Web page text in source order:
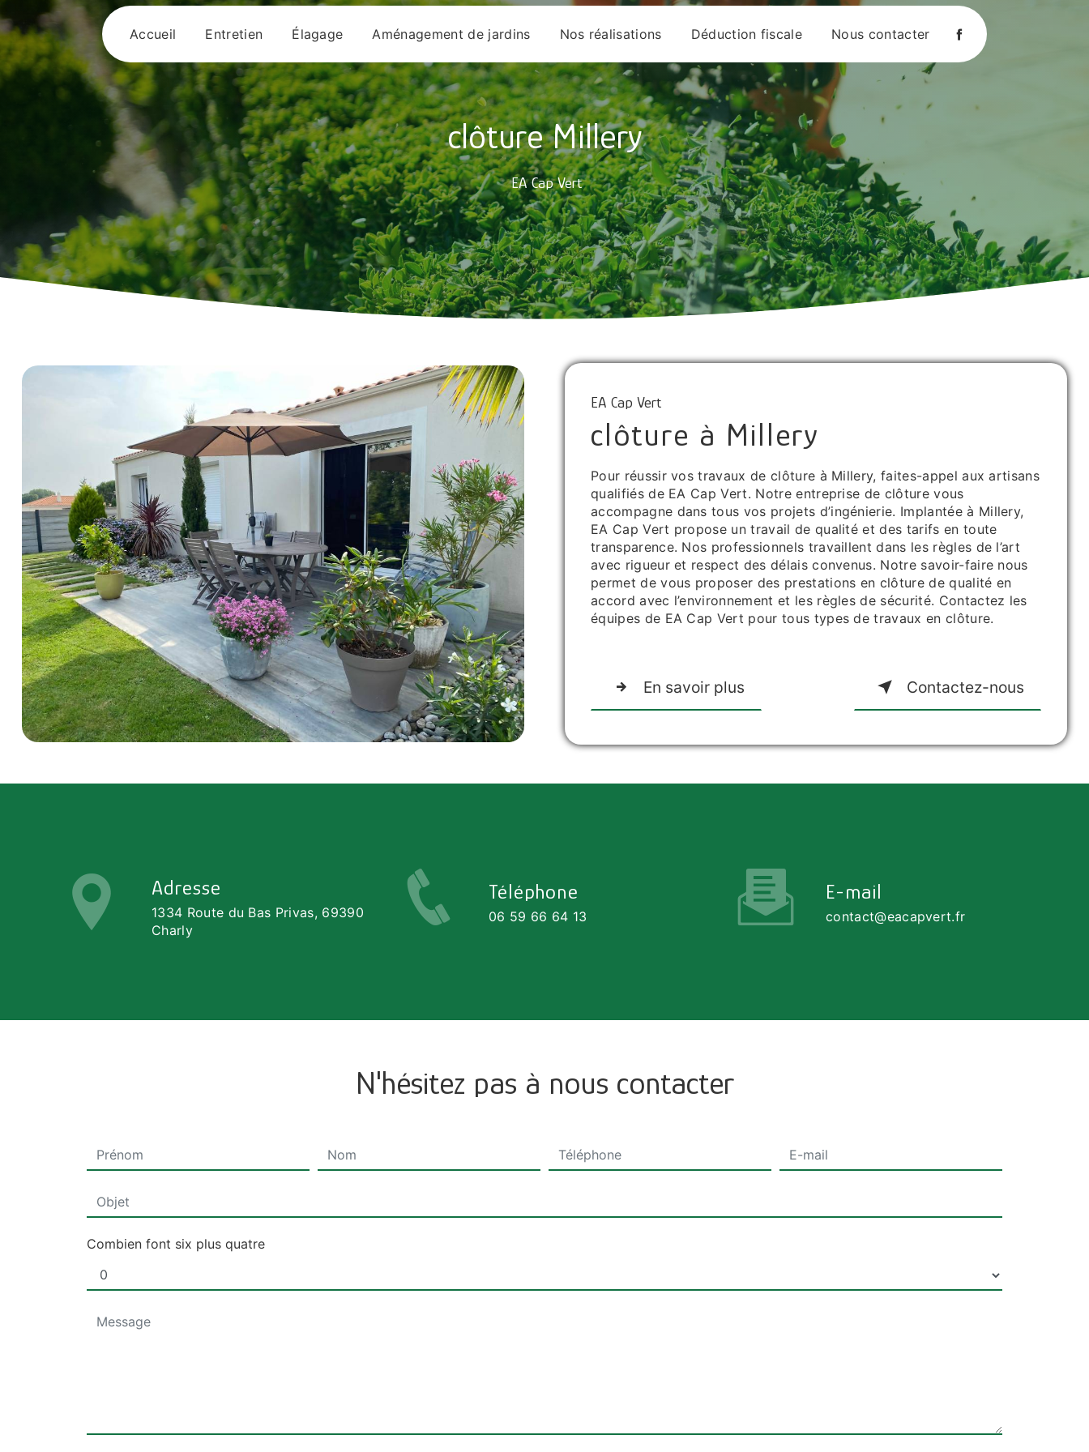
Accueil Entretien Élagage Aménagement de jardins Nos réalisations Déduction fiscale Nous contacter
clôture Millery
EA Cap Vert
EA Cap Vert
clôture à Millery
Pour réussir vos travaux de clôture à Millery, faites-appel aux artisans
qualifiés de EA Cap Vert. Notre entreprise de clôture vous
accompagne dans tous vos projets d’ingénierie. Implantée à Millery,
EA Cap Vert propose un travail de qualité et des tarifs en toute
transparence. Nos professionnels travaillent dans les règles de l’art
avec rigueur et respect des délais convenus. Notre savoir-faire nous
permet de vous proposer des prestations en clôture de qualité en
accord avec l’environnement et les règles de sécurité. Contactez les
équipes de EA Cap Vert pour tous types de travaux en clôture.
En savoir plus Contactez-nous
Adresse
1334 Route du Bas Privas, 69390
Charly
Téléphone
06 59 66 64 13
E-mail
contact@eacapvert.fr
N'hésitez pas à nous contacter
Combien font six plus quatre
Panneau de gestion des cookies